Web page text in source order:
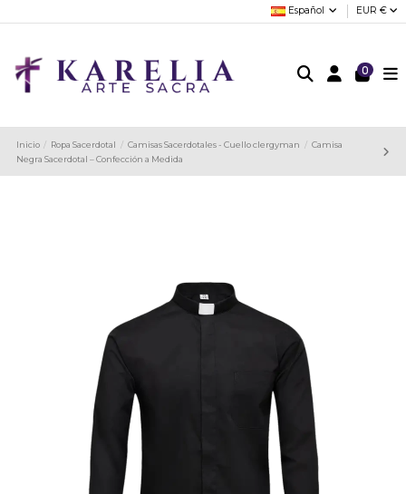
Español EUR €
0
Inicio Ropa Sacerdotal Camisas Sacerdotales - Cuello clergyman
Camisa
Negra Sacerdotal – Confección a Medida